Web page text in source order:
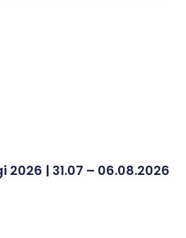
2026 | 31.07 – 06.08.2026